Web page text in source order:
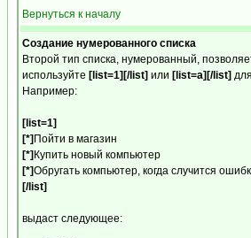
Вернуться к началу
Создание нумерованного списка
Второй тип списка, нумерованный,
используйте [list=1][/list] или [list=a][/list]
Например:
[list=1]
[*] Пойти в магазин
[*] Купить новый компьютер
[*]Обругать компьютер, когда случится
[/list]
выдаст следующее: